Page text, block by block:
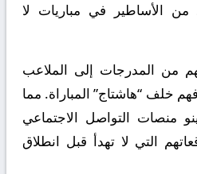
من الأساطير في مباريات لا
من المدرجات إلى الملاعب
خلف “هاشتاج” المباراة. مما
منصات التواصل الاجتماعي
التي لا تهدأ قبل انطلاق